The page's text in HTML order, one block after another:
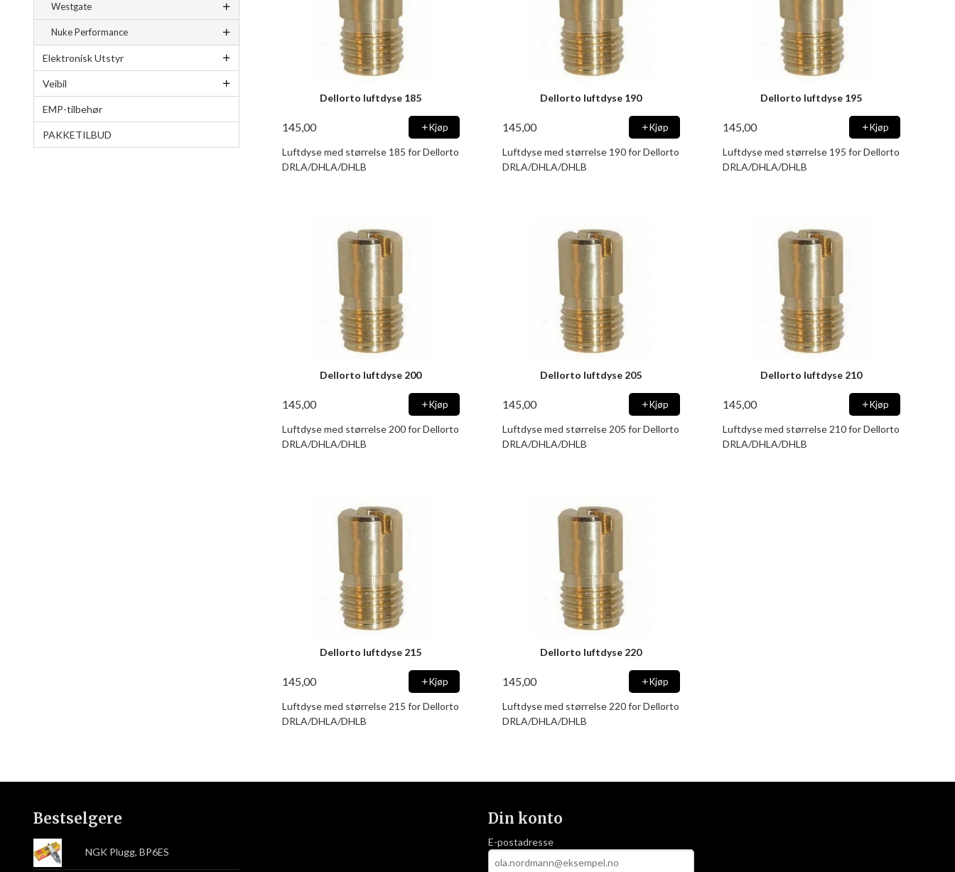
Westgate
Nuke Performance
Elektronisk Utstyr
Veibil
EMP-tilbehør
PAKKETILBUD
Dellorto luftdyse 185
145,00 Kjøp
Luftdyse med størrelse 185 for Dellorto
DRLA/DHLA/DHLB
Dellorto luftdyse 190
145,00 Kjøp
Luftdyse med størrelse 190 for Dellorto
DRLA/DHLA/DHLB
Dellorto luftdyse 195
145,00 Kjøp
Luftdyse med størrelse 195 for Dellorto
DRLA/DHLA/DHLB
Dellorto luftdyse 200
145,00 Kjøp
Luftdyse med størrelse 200 for Dellorto
DRLA/DHLA/DHLB
Dellorto luftdyse 205
145,00 Kjøp
Luftdyse med størrelse 205 for Dellorto
DRLA/DHLA/DHLB
Dellorto luftdyse 210
145,00 Kjøp
Luftdyse med størrelse 210 for Dellorto
DRLA/DHLA/DHLB
Dellorto luftdyse 215
145,00 Kjøp
Luftdyse med størrelse 215 for Dellorto
DRLA/DHLA/DHLB
Dellorto luftdyse 220
145,00 Kjøp
Luftdyse med størrelse 220 for Dellorto
DRLA/DHLA/DHLB
Bestselgere
NGK Plugg, BP6ES
Din konto
E-postadresse